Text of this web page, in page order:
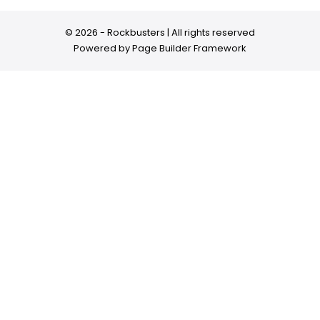
© 2026 - Rockbusters | All rights reserved
Powered byPage Builder Framework